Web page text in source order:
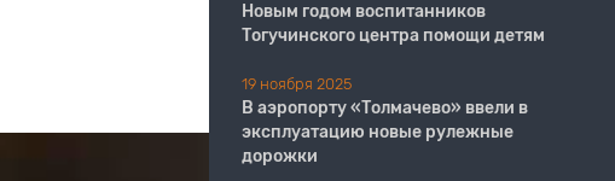
Новым годом воспитанников
Тогучинского центра помощи детям
19 ноября 2025
В аэропорту «Толмачево» ввели в
эксплуатацию новые рулежные
дорожки